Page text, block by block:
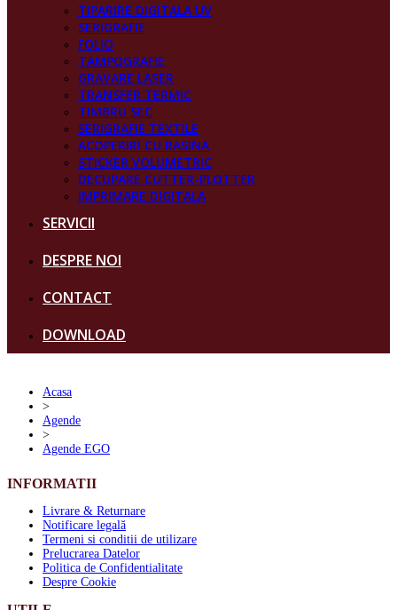
TIPARIRE DIGITALA UV
SERIGRAFIE
FOLIO
TAMPOGRAFIE
GRAVARE LASER
TRANSFER TERMIC
TIMBRU SEC
SERIGRAFIE TEXTILE
ACOPERIRI CU RASINA
STICKER VOLUMETRIC
DECUPARE CUTTER-PLOTTER
IMPRIMARE DIGITALA
SERVICII
DESPRE NOI
CONTACT
DOWNLOAD
Acasa
>
Agende
>
Agende EGO
INFORMATII
Livrare & Returnare
Notificare legală
Termeni si conditii de utilizare
Prelucrarea Datelor
Politica de Confidentialitate
Despre Cookie